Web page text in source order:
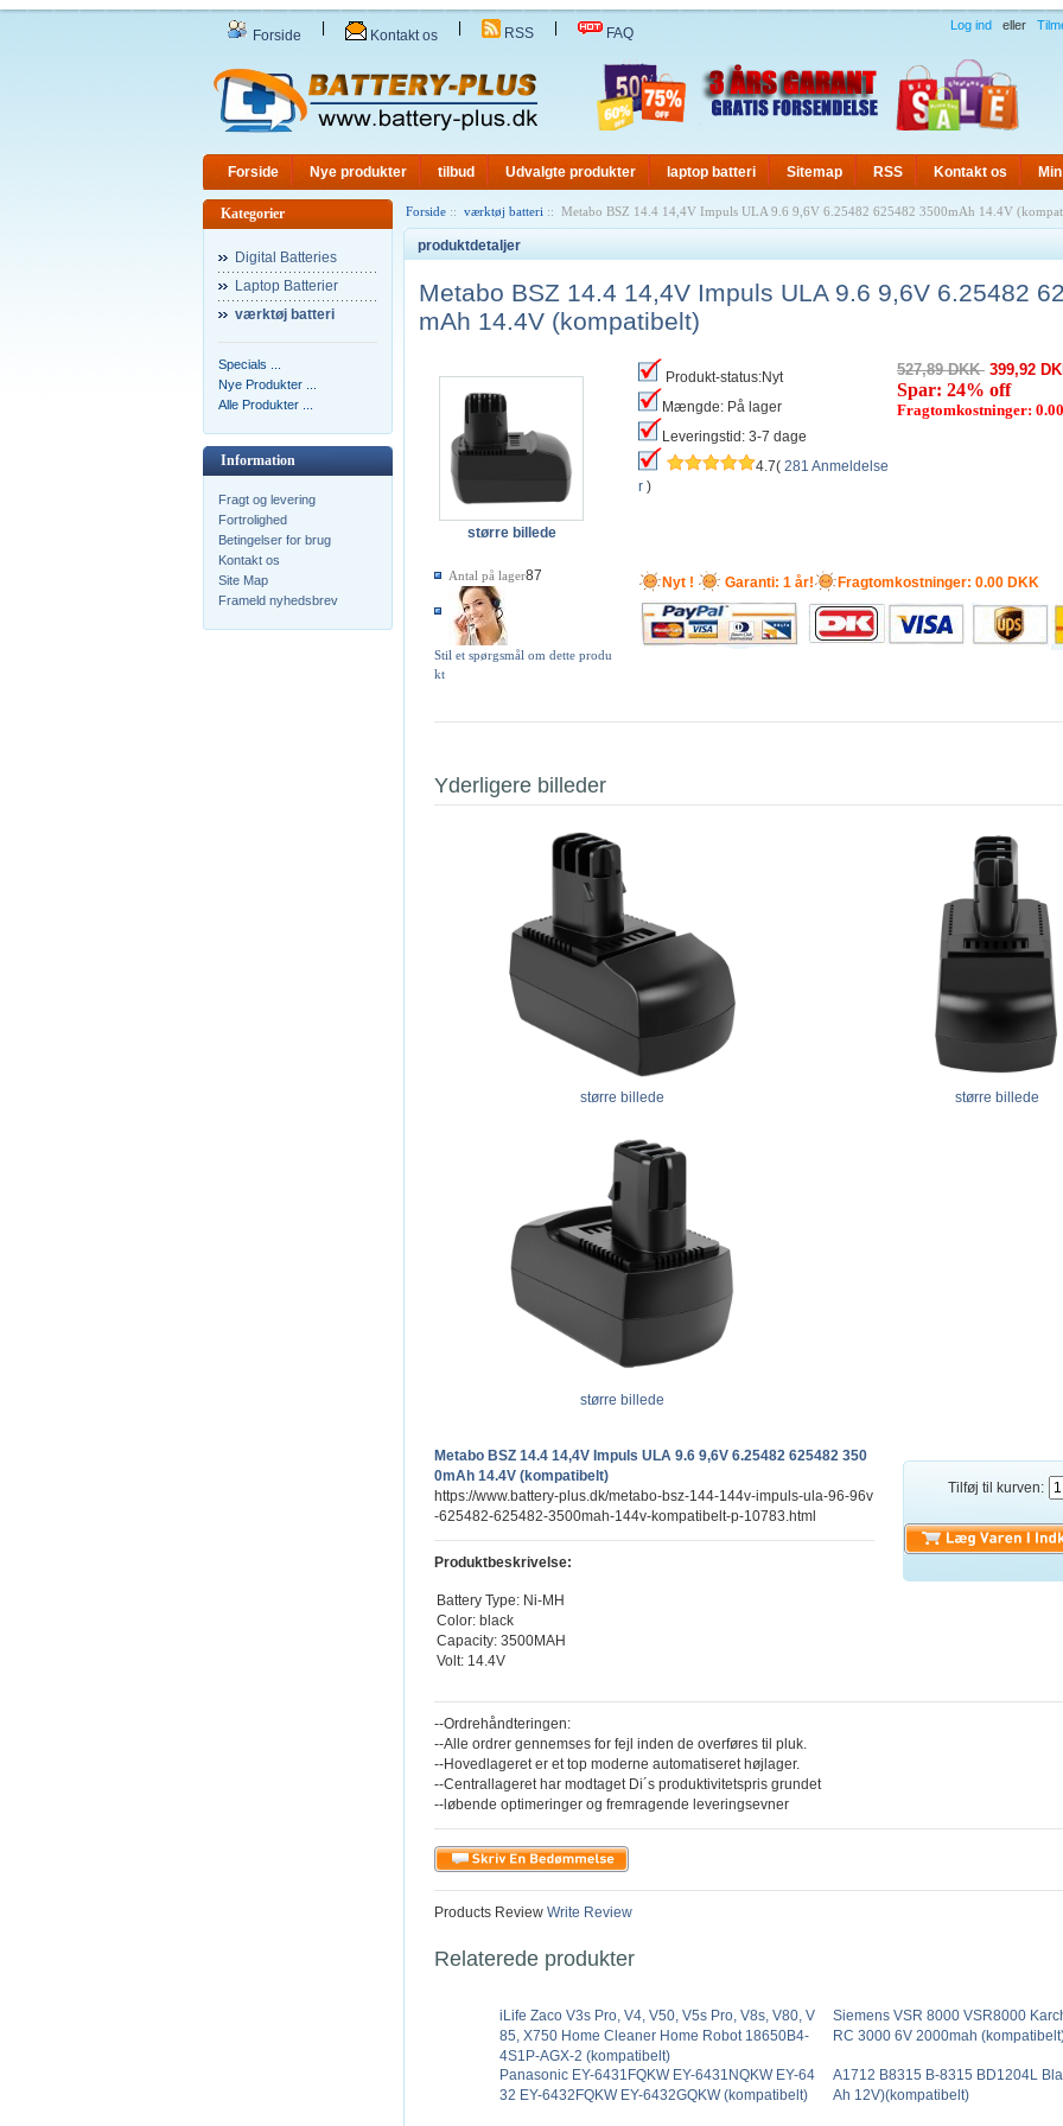
Forside Kontakt os RSS FAQ Log ind eller
Forside Nye produkter tilbud Udvalgte produkter laptop batteri Sitemap RSS Kontakt os
Kategorier
Digital Batteries
Laptop Batterier
værktøj batteri
Specials ...
Nye Produkter ...
Alle Produkter ...
Information
Fragt og levering
Fortrolighed
Betingelser for brug
Kontakt os
Site Map
Frameld nyhedsbrev
Forside :: værktøj batteri :: Metabo BSZ 14.4 14,4V Impuls ULA 9.6 9,6V 6.25482 625482 3500mAh 14.4V
produktdetaljer
Metabo BSZ 14.4 14,4V Impuls ULA 9.6 9,6V 6.25482
mAh 14.4V (kompatibelt)
større billede
Antal på lager87
Stil et spørgsmål om dette produ
kt
Produkt-status:Nyt
Mængde: På lager
Leveringstid: 3-7 dage
4.7( 281 Anmeldelse
r )
527,89 DKK 399,92
Spar: 24% off
Fragtomkostninger:
Nyt ! Garanti: 1 år! Fragtomkostninger: 0.00 DKK
Yderligere billeder
større billede større billede
større billede
Tilføj til kurven:
Metabo BSZ 14.4 14,4V Impuls ULA 9.6 9,6V 6.25482 625482 350
0mAh 14.4V (kompatibelt)
https://www.battery-plus.dk/metabo-bsz-144-144v-impuls-ula-96-96v
-625482-625482-3500mah-144v-kompatibelt-p-10783.html
Produktbeskrivelse:
Battery Type: Ni-MH
Color: black
Capacity: 3500MAH
Volt: 14.4V
--Ordrehåndteringen:
--Alle ordrer gennemses for fejl inden de overføres til pluk.
--Hovedlageret er et top moderne automatiseret højlager.
--Centrallageret har modtaget Di´s produktivitetspris grundet
--løbende optimeringer og fremragende leveringsevner
Products Review Write Review
Relaterede produkter
iLife Zaco V3s Pro, V4, V50, V5s Pro, V8s, V80, V
85, X750 Home Cleaner Home Robot 18650B4-
4S1P-AGX-2 (kompatibelt)
Siemens VSR 8000 VSR8000
RC 3000 6V 2000mah
Panasonic EY-6431FQKW EY-6431NQKW EY-64
32 EY-6432FQKW EY-6432GQKW (kompatibelt)
A1712 B8315 B-8315 BD1204L
Ah 12V)(kompatibelt)